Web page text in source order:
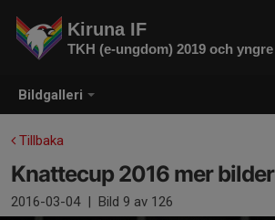
Bildgalleri
Kiruna IF
TKH (e-ungdom) 2019 och yngre
Tillbaka
Knattecup 2016 mer bilder
2016-03-04 | Bild 9 av 126